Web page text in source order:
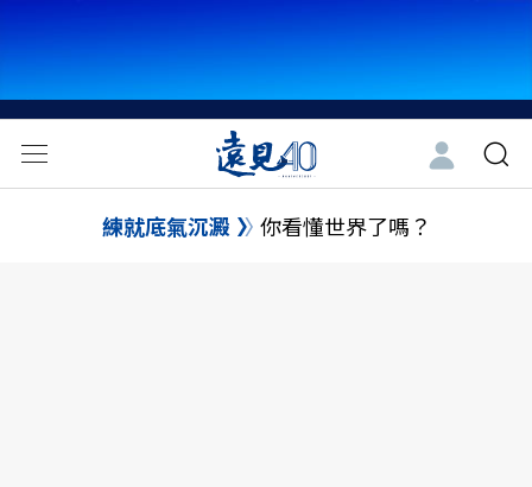
練就底氣沉澱 你看懂世界了嗎？